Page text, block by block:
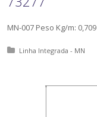
MN-007 Peso Kg/m: 0,709
Posted in:
Linha Integrada - MN